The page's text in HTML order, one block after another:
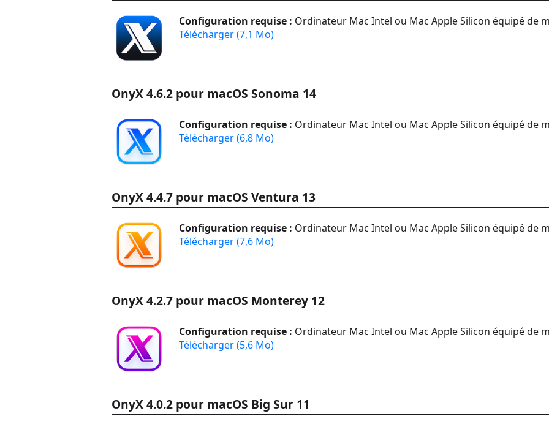
Configuration requise : Ordinateur Mac Intel ou Mac Apple Silicon équipé de
Télécharger (7,1 Mo)
OnyX 4.6.2 pour macOS Sonoma 14
Configuration requise : Ordinateur Mac Intel ou Mac Apple Silicon équipé de
Télécharger (6,8 Mo)
OnyX 4.4.7 pour macOS Ventura 13
Configuration requise : Ordinateur Mac Intel ou Mac Apple Silicon équipé de
Télécharger (7,6 Mo)
OnyX 4.2.7 pour macOS Monterey 12
Configuration requise : Ordinateur Mac Intel ou Mac Apple Silicon équipé de
Télécharger (5,6 Mo)
OnyX 4.0.2 pour macOS Big Sur 11